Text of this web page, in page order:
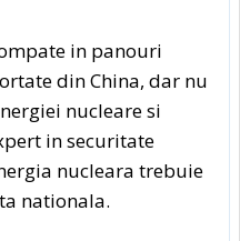
in panouri
din China, dar nu
nucleare si
in securitate
nucleara trebuie
nationala.